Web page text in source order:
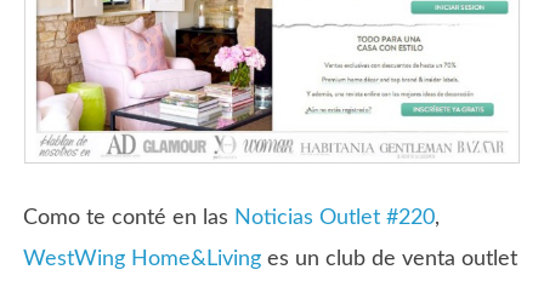
Como te conté en las Noticias Outlet #220,
WestWing Home&Living es un club de venta outlet